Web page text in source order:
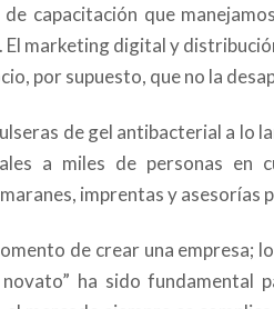
capacitación que
marketing digital y
por supuesto, que no la
de gel antibacterial a lo
a miles de personas en
imprentas y asesorías
de crear una empresa;
ha sido fundamental